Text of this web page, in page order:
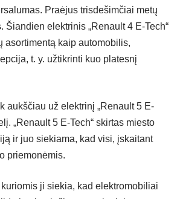
Praėjus trisdešimčiai metų
elektrinis „Renault 4 E-Tech“
asortimentą kaip automobilis,
t. y. užtikrinti kuo platesnį
aukščiau už elektrinį „Renault 5 E-
„Renault 5 E-Tech“ skirtas miesto
ir juo siekiama, kad visi, įskaitant
priemonėmis.
kuriomis ji siekia, kad elektromobiliai